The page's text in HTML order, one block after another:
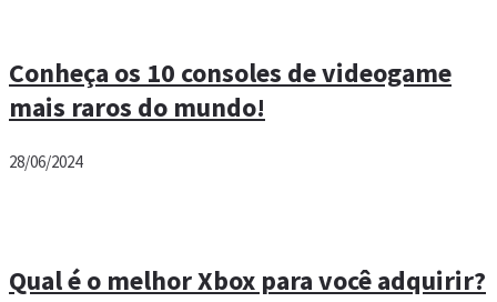
Conheça os 10 consoles de videogame
mais raros do mundo!
28/06/2024
Qual é o melhor Xbox para você adquirir?